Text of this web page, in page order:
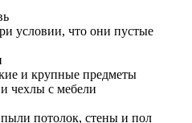
условии, что они пустые
и крупные предметы
чехлы с мебели
потолок, стены и пол